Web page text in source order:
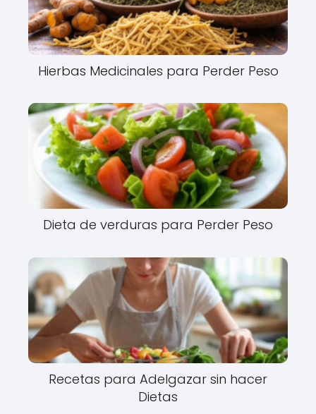
Hierbas Medicinales para Perder Peso
Dieta de verduras para Perder Peso
Recetas para Adelgazar sin hacer
Dietas